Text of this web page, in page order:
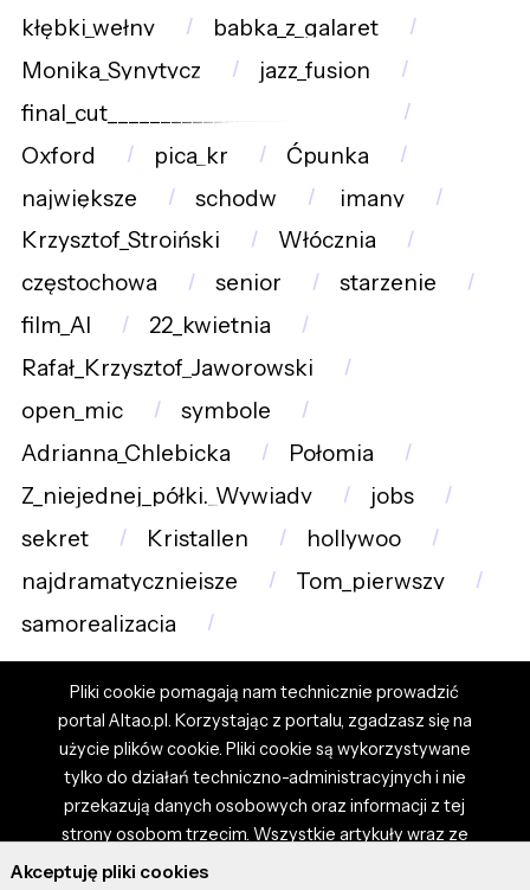
kłębki_wełny
babka_z_galaret
Monika_Synytycz
jazz_fusion
final_cut_________________________
Oxford
pica_kr
Ćpunka
największe
schodw
imany
Krzysztof_Stroiński
Włócznia
częstochowa
senior
starzenie
film_AI
22_kwietnia
Rafał_Krzysztof_Jaworowski
open_mic
symbole
Adrianna_Chlebicka
Połomia
Z_niejednej_półki._Wywiady
jobs
sekret
Kristallen
hollywoo
najdramatyczniejsze
Tom_pierwszy
samorealizacja
Pliki cookie pomagają nam technicznie prowadzić
portal Altao.pl. Korzystając z portalu, zgadzasz się na
użycie plików cookie. Pliki cookie są wykorzystywane
tylko do działań techniczno-administracyjnych i nie
przekazują danych osobowych oraz informacji z tej
strony osobom trzecim. Wszystkie artykuły wraz ze
zdjęciami i materiałami dostępnymi na portalu są
Akceptuję pliki cookies